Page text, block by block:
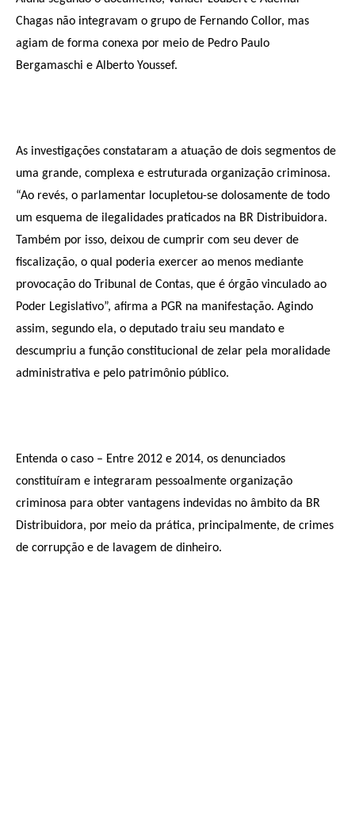
Chagas não integravam o grupo de Fernando Collor, mas
agiam de forma conexa por meio de Pedro Paulo
Bergamaschi e Alberto Youssef.
As investigações constataram a atuação de dois segmentos de
uma grande, complexa e estruturada organização criminosa.
“Ao revés, o parlamentar locupletou-se dolosamente de todo
um esquema de ilegalidades praticados na BR Distribuidora.
Também por isso, deixou de cumprir com seu dever de
fiscalização, o qual poderia exercer ao menos mediante
provocação do Tribunal de Contas, que é órgão vinculado ao
Poder Legislativo”, afirma a PGR na manifestação. Agindo
assim, segundo ela, o deputado traiu seu mandato e
descumpriu a função constitucional de zelar pela moralidade
administrativa e pelo patrimônio público.
Entenda o caso – Entre 2012 e 2014, os denunciados
constituíram e integraram pessoalmente organização
criminosa para obter vantagens indevidas no âmbito da BR
Distribuidora, por meio da prática, principalmente, de crimes
de corrupção e de lavagem de dinheiro.